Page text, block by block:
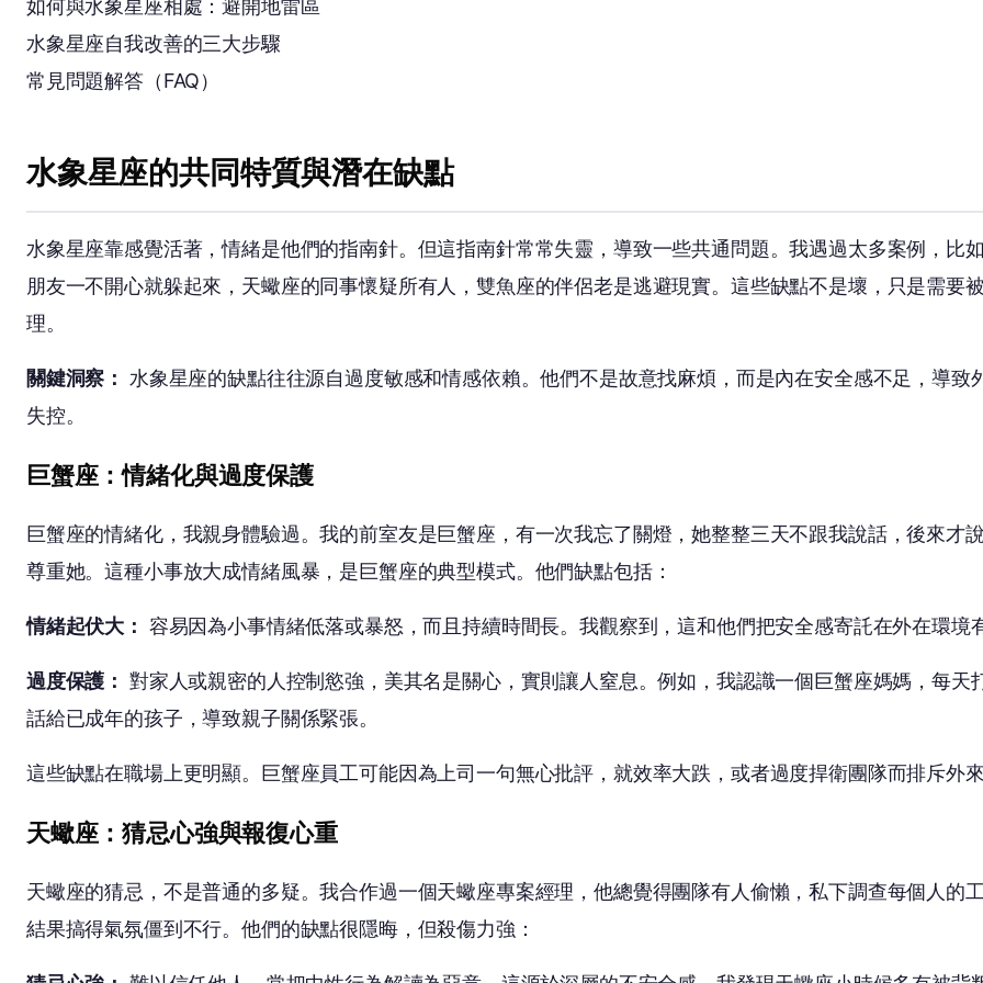
如何與水象星座相處：避開地雷區
水象星座自我改善的三大步驟
常見問題解答（FAQ）
水象星座的共同特質與潛在缺點
水象星座靠感覺活著，情緒是他們的指南針。但這指南針常常失靈，導致一些共通問題。我遇過太多案例，比
朋友一不開心就躲起來，天蠍座的同事懷疑所有人，雙魚座的伴侶老是逃避現實。這些缺點不是壞，只是需要
理。
關鍵洞察： 水象星座的缺點往往源自過度敏感和情感依賴。他們不是故意找麻煩，而是內在安全感不足，導致
失控。
巨蟹座：情緒化與過度保護
巨蟹座的情緒化，我親身體驗過。我的前室友是巨蟹座，有一次我忘了關燈，她整整三天不跟我說話，後來才
尊重她。這種小事放大成情緒風暴，是巨蟹座的典型模式。他們缺點包括：
情緒起伏大： 容易因為小事情緒低落或暴怒，而且持續時間長。我觀察到，這和他們把安全感寄託在外在環境
過度保護： 對家人或親密的人控制慾強，美其名是關心，實則讓人窒息。例如，我認識一個巨蟹座媽媽，每天
話給已成年的孩子，導致親子關係緊張。
這些缺點在職場上更明顯。巨蟹座員工可能因為上司一句無心批評，就效率大跌，或者過度捍衛團隊而排斥外
天蠍座：猜忌心強與報復心重
天蠍座的猜忌，不是普通的多疑。我合作過一個天蠍座專案經理，他總覺得團隊有人偷懶，私下調查每個人的
結果搞得氣氛僵到不行。他們的缺點很隱晦，但殺傷力強：